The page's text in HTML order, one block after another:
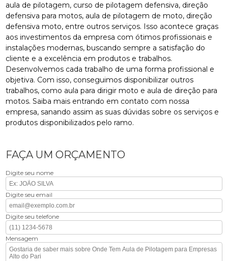
aula de pilotagem, curso de pilotagem defensiva, direção
defensiva para motos, aula de pilotagem de moto, direção
defensiva moto, entre outros serviços. Isso acontece graças
aos investimentos da empresa com ótimos profissionais e
instalações modernas, buscando sempre a satisfação do
cliente e a excelência em produtos e trabalhos.
Desenvolvemos cada trabalho de uma forma profissional e
objetiva. Com isso, conseguimos disponibilizar outros
trabalhos, como aula para dirigir moto e aula de direção para
motos. Saiba mais entrando em contato com nossa
empresa, sanando assim as suas dúvidas sobre os serviços e
produtos disponibilizados pelo ramo.
FAÇA UM ORÇAMENTO
Digite seu nome
Digite seu email
Digite seu telefone
Mensagem